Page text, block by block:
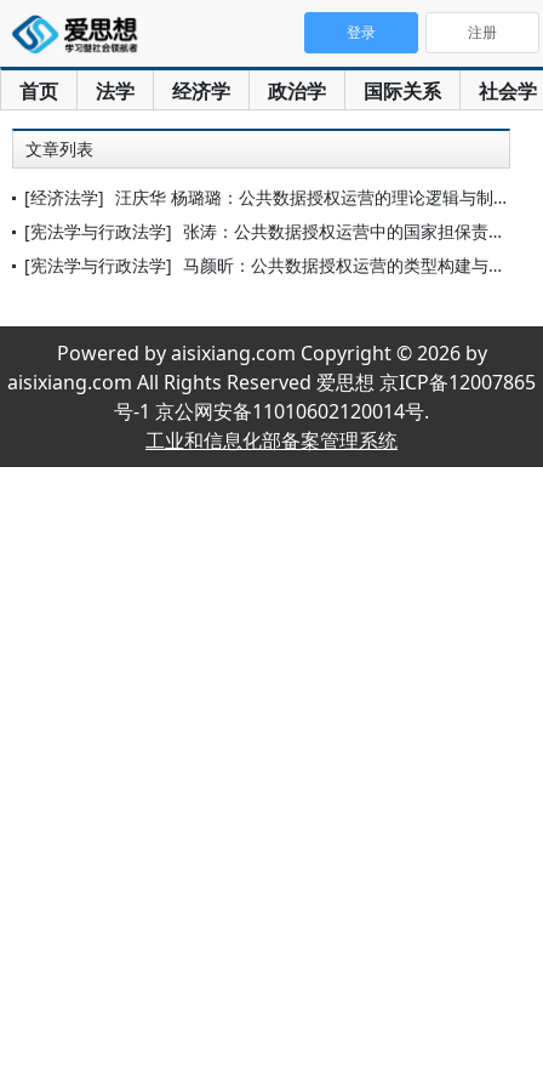
首页 法学 经济学 政治学 国际关系 社会学
登录 注册
文章列表
[经济法学] 汪庆华 杨璐璐：公共数据授权运营的理论逻辑与制度激励
[宪法学与行政法学] 张涛：公共数据授权运营中的国家担保责任及其调控面向
[宪法学与行政法学] 马颜昕：公共数据授权运营的类型构建与制度展开
Powered by aisixiang.com Copyright © 2026 by
aisixiang.com All Rights Reserved 爱思想 京ICP备12007865
号-1 京公网安备11010602120014号.
工业和信息化部备案管理系统